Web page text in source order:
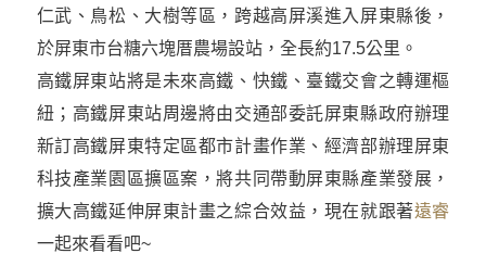
仁武、鳥松、大樹等區，跨越高屏溪進入屏東縣後，
於屏東市台糖六塊厝農場設站，全長約17.5公里。
高鐵屏東站將是未來高鐵、快鐵、臺鐵交會之轉運樞
紐；高鐵屏東站周邊將由交通部委託屏東縣政府辦理
新訂高鐵屏東特定區都市計畫作業、經濟部辦理屏東
科技產業園區擴區案，將共同帶動屏東縣產業發展，
擴大高鐵延伸屏東計畫之綜合效益，現在就跟著遠睿
一起來看看吧~